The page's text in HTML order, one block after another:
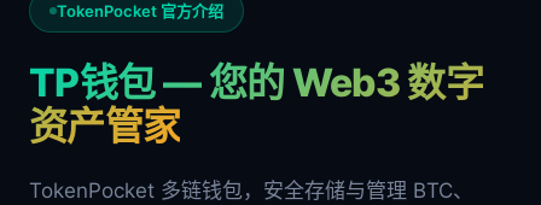
TokenPocket 官方介绍
TP钱包 — 您的 Web3 数字
资产管家
TokenPocket 多链钱包，安全存储与管理 BTC、